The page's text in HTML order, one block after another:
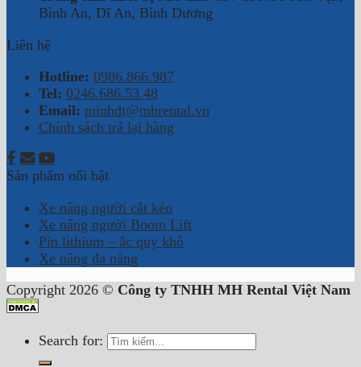
Bình An, Dĩ An, Bình Dương
Liên hệ
Hotline: 0986.866.987
Tel: 0246.686.53.48
Email: minhdt@mhrental.vn
Chính sách trả lại hàng
Sản phẩm nổi bật
Xe nâng người cắt kéo
Xe nâng người Boom Lift
Pin lithium – ắc quy khô
Xe nâng đa năng
Copyright 2026 © Công ty TNHH MH Rental Việt Nam
Search for: